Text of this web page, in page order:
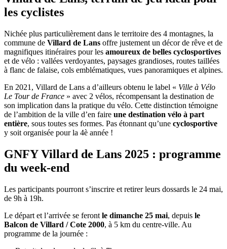
les cyclistes
Nichée plus particulièrement dans le territoire des 4 montagnes, la
commune de Villard de Lans offre justement un décor de rêve et de
magnifiques itinéraires pour les amoureux de belles cyclosportives
et de vélo : vallées verdoyantes, paysages grandioses, routes taillées
à flanc de falaise, cols emblématiques, vues panoramiques et alpines.
En 2021, Villard de Lans a d’ailleurs obtenu le label « Ville à Vélo
Le Tour de France » avec 2 vélos, récompensant la destination de
son implication dans la pratique du vélo. Cette distinction témoigne
de l’ambition de la ville d’en faire une destination vélo à part
entière, sous toutes ses formes. Pas étonnant qu’une cyclosportive
y soit organisée pour la 4è année !
GNFY Villard de Lans 2025 : programme
du week-end
Les participants pourront s’inscrire et retirer leurs dossards le 24 mai,
de 9h à 19h.
Le départ et l’arrivée se feront le dimanche 25 mai, depuis le
Balcon de Villard / Cote 2000, à 5 km du centre-ville. Au
programme de la journée :